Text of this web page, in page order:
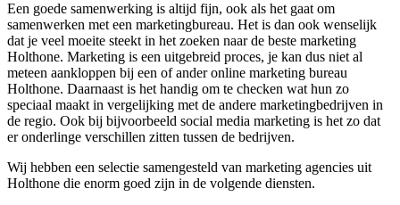
Een goede samenwerking is altijd fijn, ook als het gaat om
samenwerken met een marketingbureau. Het is dan ook wenselijk
dat je veel moeite steekt in het zoeken naar de beste marketing
Holthone. Marketing is een uitgebreid proces, je kan dus niet al
meteen aankloppen bij een of ander online marketing bureau
Holthone. Daarnaast is het handig om te checken wat hun zo
speciaal maakt in vergelijking met de andere marketingbedrijven in
de regio. Ook bij bijvoorbeeld social media marketing is het zo dat
er onderlinge verschillen zitten tussen de bedrijven.
Wij hebben een selectie samengesteld van marketing agencies uit
Holthone die enorm goed zijn in de volgende diensten.